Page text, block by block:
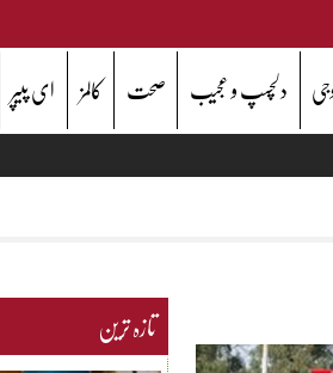
دلچسپ و عجیب صحت کالمز ای پیپر
تازہ ترین